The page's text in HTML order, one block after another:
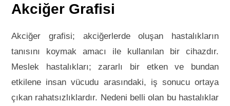
Akciğer Grafisi
Akciğer grafisi; akciğerlerde oluşan hastalıkların
tanısını koymak amacı ile kullanılan bir cihazdır.
Meslek hastalıkları; zararlı bir etken ve bundan
etkilene insan vücudu arasındaki, iş sonucu ortaya
çıkan rahatsızlıklardır. Nedeni belli olan bu hastalıklar